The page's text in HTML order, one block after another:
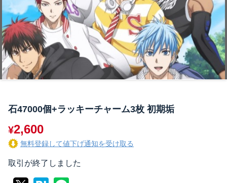
石47000個+ラッキーチャーム3枚 初期垢
¥2,600
無料登録して値下げ通知を受け取る
取引が終了しました